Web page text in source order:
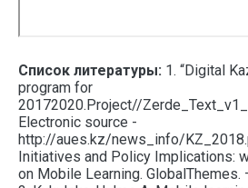
Список литературы: 1. “Digital
program for
20172020.Project//
Electronic source -
http://aues.kz/news_info/
Initiatives and Policy Implications:
on Mobile Learning. GlobalThemes.